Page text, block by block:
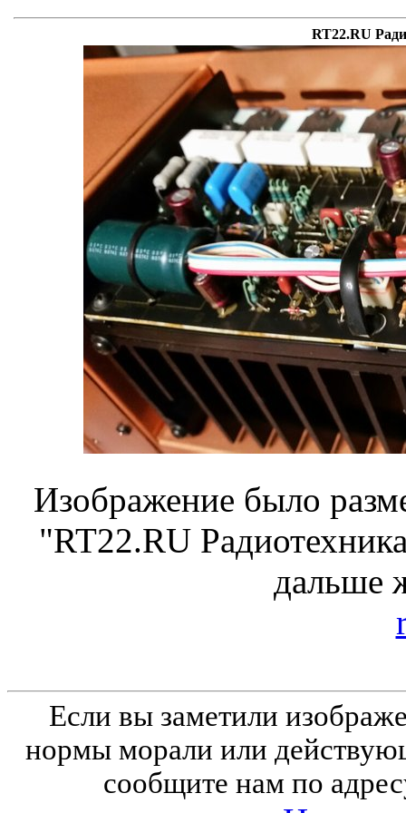
RT22.RU
Изображение было
"RT22.RU
дальше
Если вы заметили
нормы морали или
сообщите нам по